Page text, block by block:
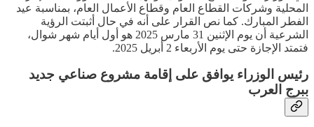
المحلية وشركات القطاع العام وقطاع الأعمال العام، بمناسبة عيد
الفطر المبارك. كما نص القرار على أنه في حال أثبتت الرؤية
الشرعية أن يوم الإثنين 31 مارس 2025 هو أول أيام شهر شوال،
فتمتد الإجازة حتى يوم الأربعاء 2 أبريل 2025.
رئيس الوزراء يوافق على إقامة مشروع صناعي جديد
ببرج العرب